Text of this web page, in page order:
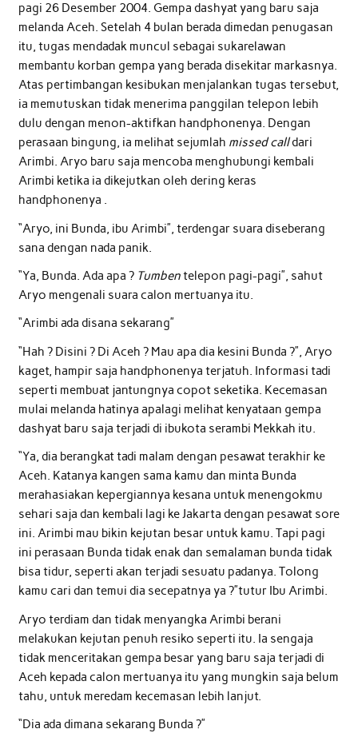
pagi 26 Desember 2004. Gempa dashyat yang baru saja
melanda Aceh. Setelah 4 bulan berada dimedan penugasan
itu, tugas mendadak muncul sebagai sukarelawan
membantu korban gempa yang berada disekitar markasnya.
Atas pertimbangan kesibukan menjalankan tugas tersebut,
ia memutuskan tidak menerima panggilan telepon lebih
dulu dengan menon-aktifkan handphonenya. Dengan
perasaan bingung, ia melihat sejumlah missed calldari
Arimbi. Aryo baru saja mencoba menghubungi kembali
Arimbi ketika ia dikejutkan oleh dering keras
handphonenya .
“Aryo, ini Bunda, ibu Arimbi”, terdengar suara diseberang
sana dengan nada panik.
“Ya, Bunda. Ada apa ? Tumbentelepon pagi-pagi”, sahut
Aryo mengenali suara calon mertuanya itu.
“Arimbi ada disana sekarang”
“Hah ? Disini ? Di Aceh ? Mau apa dia kesini Bunda ?”, Aryo
kaget, hampir saja handphonenya terjatuh. Informasi tadi
seperti membuat jantungnya copot seketika. Kecemasan
mulai melanda hatinya apalagi melihat kenyataan gempa
dashyat baru saja terjadi di ibukota serambi Mekkah itu.
“Ya, dia berangkat tadi malam dengan pesawat terakhir ke
Aceh. Katanya kangen sama kamu dan minta Bunda
merahasiakan kepergiannya kesana untuk menengokmu
sehari saja dan kembali lagi ke Jakarta dengan pesawat sore
ini. Arimbi mau bikin kejutan besar untuk kamu. Tapi pagi
ini perasaan Bunda tidak enak dan semalaman bunda tidak
bisa tidur, seperti akan terjadi sesuatu padanya. Tolong
kamu cari dan temui dia secepatnya ya ?”tutur Ibu Arimbi.
Aryo terdiam dan tidak menyangka Arimbi berani
melakukan kejutan penuh resiko seperti itu. Ia sengaja
tidak menceritakan gempa besar yang baru saja terjadi di
Aceh kepada calon mertuanya itu yang mungkin saja belum
tahu, untuk meredam kecemasan lebih lanjut.
“Dia ada dimana sekarang Bunda ?”